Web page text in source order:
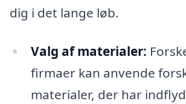
dig i det lange løb.
Valg af materialer:
firmaer kan anvende
materialer, der har